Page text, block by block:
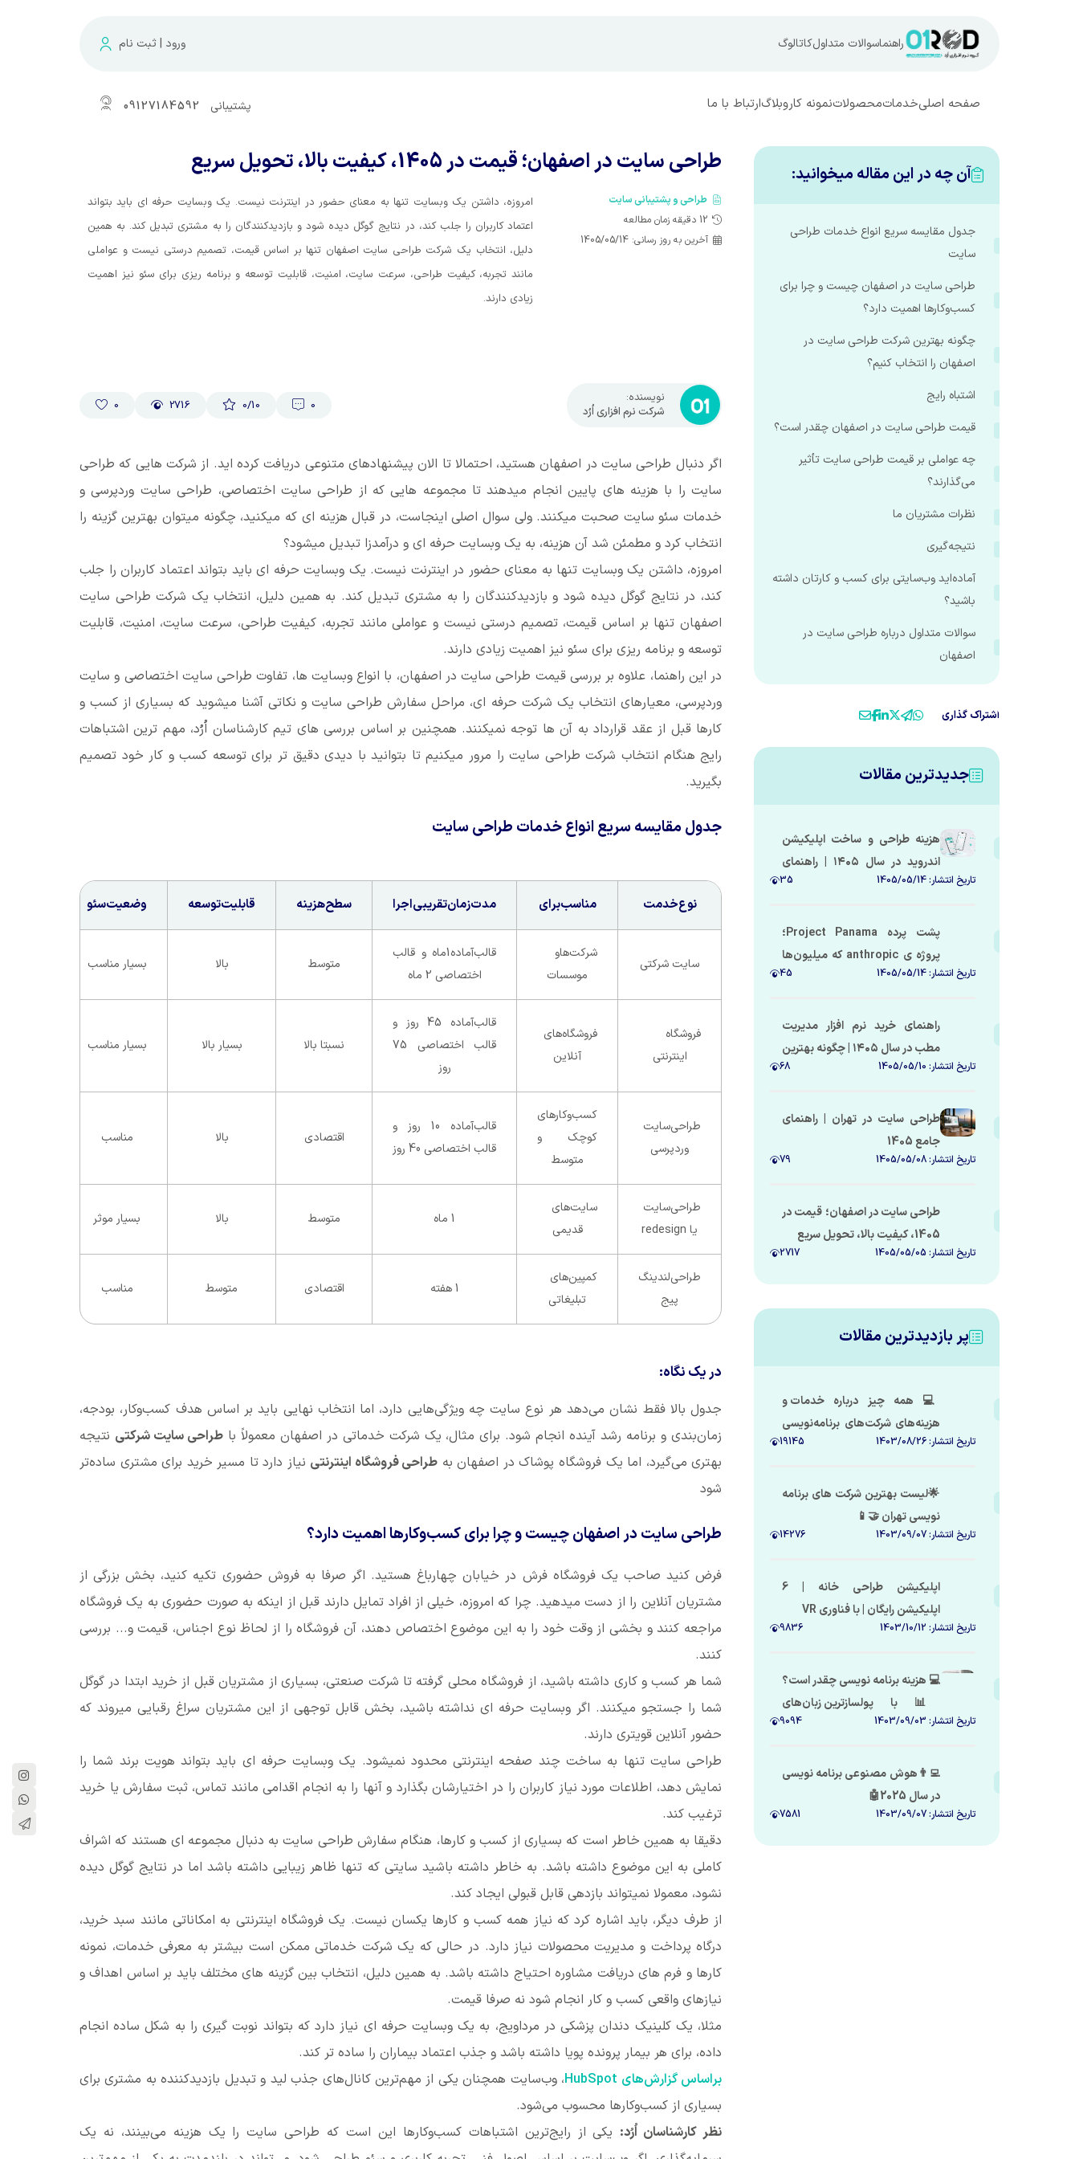
راهنماسوالات متداولکاتالوگ ورود | ثبت نام
صفحه اصلیخدماتمحصولاتنمونه کاروبلاگارتباط با ما پشتیبانی 09127184592
آن چه در این مقاله میخوانید:
جدول مقایسه سریع انواع خدمات طراحی
سایت
طراحی سایت در اصفهان چیست و چرا برای
کسب‌وکارها اهمیت دارد؟
چگونه بهترین شرکت طراحی سایت در
اصفهان را انتخاب کنیم؟
اشتباه رایج
قیمت طراحی سایت در اصفهان چقدر است؟
چه عواملی بر قیمت طراحی سایت تأثیر
می‌گذارند؟
نظرات مشتریان ما
نتیجه‌گیری
آماده‌اید وب‌سایتی برای کسب و کارتان داشته
باشید؟
سوالات متداول درباره طراحی سایت در
اصفهان
اشتراک گذاری
جدیدترین مقالات
هزینه طراحی و ساخت اپلیکیشن
اندروید در سال ۱۴۰۵ | راهنمای
کامل و شفافتاریخ انتشار:1405/05/14
35
پشت پرده Project Panama؛
پروژه‌ ی anthropic که میلیون‌ها
کتاب را به غذای هوش مصنوعیتاریخ انتشار:1405/05/14
45
راهنمای خرید نرم افزار مدیریت
مطب در سال ۱۴۰۵ | چگونه بهترین
سیستم مدیریت مطب را انتخابتاریخ انتشار: 1405/05/10
68
طراحی سایت در تهران | راهنمای
جامع 1405
تاریخ انتشار:1405/05/08
79
طراحی سایت در اصفهان؛ قیمت در
1405، کیفیت بالا، تحویل سریع
تاریخ انتشار: 1405/05/05
2717
پر بازدیدترین مقالات
💻 همه چیز درباره خدمات و
هزینه‌های شرکت‌های برنامه‌نویسی
در ایران 🇮🇷تاریخ انتشار:1403/08/26
19145
🌟لیست بهترین شرکت های برنامه
نویسی تهران 🤝📱
تاریخ انتشار:1403/09/07
14276
اپلیکیشن طراحی خانه | 6
اپلیکیشن رایگان | با فناوری VR
تاریخ انتشار: 1403/10/12
9836
💻 هزینه برنامه نویسی چقدر است؟
📊 با پولسازترین زبان‌های
برنامه‌نویسی شروع کن 🚀📈تاریخ انتشار: 1403/09/03
9094
👨‍💻هوش مصنوعی برنامه نویسی
در سال 2025🤖
تاریخ انتشار:1403/09/07
7581
طراحی سایت در اصفهان؛ قیمت در 1405، کیفیت بالا، تحویل سریع
طراحی و پشتیبانی سایت
12 دقیقه زمان مطالعه
آخرین به روز رسانی: 1405/05/14
امروزه، داشتن یک وبسایت تنها به معنای حضور در اینترنت نیست. یک وبسایت حرفه ای باید بتواند
اعتماد کاربران را جلب کند، در نتایج گوگل دیده شود و بازدیدکنندگان را به مشتری تبدیل کند. به همین
دلیل، انتخاب یک شرکت طراحی سایت اصفهان تنها بر اساس قیمت، تصمیم درستی نیست و عواملی
مانند تجربه، کیفیت طراحی، سرعت سایت، امنیت، قابلیت توسعه و برنامه ریزی برای سئو نیز اهمیت
زیادی دارند.
نویسنده:
شرکت نرم افزاری اُرُد
0
0/10
2716
0
اگر دنبال طراحی سایت در اصفهان هستید، احتمالا تا الان پیشنهادهای متنوعی دریافت کرده اید. از شرکت هایی که طراحی
سایت را با هزینه های پایین انجام میدهند تا مجموعه هایی که از طراحی سایت اختصاصی، طراحی سایت وردپرسی و
خدمات سئو سایت صحبت میکنند. ولی سوال اصلی اینجاست، در قبال هزینه ای که میکنید، چگونه میتوان بهترین گزینه را
انتخاب کرد و مطمئن شد آن هزینه، به یک وبسایت حرفه ای و درآمدزا تبدیل میشود؟
امروزه، داشتن یک وبسایت تنها به معنای حضور در اینترنت نیست. یک وبسایت حرفه ای باید بتواند اعتماد کاربران را جلب
کند، در نتایج گوگل دیده شود و بازدیدکنندگان را به مشتری تبدیل کند. به همین دلیل، انتخاب یک شرکت طراحی سایت
اصفهان تنها بر اساس قیمت، تصمیم درستی نیست و عواملی مانند تجربه، کیفیت طراحی، سرعت سایت، امنیت، قابلیت
توسعه و برنامه ریزی برای سئو نیز اهمیت زیادی دارند.
در این راهنما، علاوه بر بررسی قیمت طراحی سایت در اصفهان، با انواع وبسایت ها، تفاوت طراحی سایت اختصاصی و سایت
وردپرسی، معیارهای انتخاب یک شرکت حرفه ای، مراحل سفارش طراحی سایت و نکاتی آشنا میشوید که بسیاری از کسب و
کارها قبل از عقد قرارداد به آن ها توجه نمیکنند. همچنین بر اساس بررسی های تیم کارشناسان اُرُد، مهم ترین اشتباهات
رایج هنگام انتخاب شرکت طراحی سایت را مرور میکنیم تا بتوانید با دیدی دقیق تر برای توسعه کسب و کار خود تصمیم
بگیرید.
جدول مقایسه سریع انواع خدمات طراحی سایت
نوع‌خدمت مناسب‌برای مدت‌زمان‌تقریبی‌اجرا سطح‌هزینه قابلیت‌توسعه وضعیت‌سئو
سایت شرکتی
شرکت‌ها‌و‌
موسسات
قالب‌آماده‌1‌ماه و قالب
اختصاصی 2 ماه
متوسط بالا بسیار مناسب
فروشگاه
اینترنتی
فروشگاه‌های
آنلاین
قالب‌آماده 45 روز و
قالب اختصاصی‌ 75
روز
نسبتا بالا بسیار بالا بسیار مناسب
طراحی‌سایت
وردپرسی
کسب‌و‌کارهای
کوچک و
متوسط
قالب‌آماده 10 روز و
قالب اختصاصی 40 روز
اقتصادی بالا مناسب
طراحی‌سایت
یا redesign
سایت‌های
قدیمی
1 ماه متوسط بالا بسیار موثر
طراحی‌لندینگ
پیج
کمپین‌های
تبلیغاتی
1 هفته اقتصادی متوسط مناسب
در یک نگاه:
جدول بالا فقط نشان می‌دهد هر نوع سایت چه ویژگی‌هایی دارد، اما انتخاب نهایی باید بر اساس هدف کسب‌وکار، بودجه،
زمان‌بندی و برنامه رشد آینده انجام شود. برای مثال، یک شرکت خدماتی در اصفهان معمولاً باطراحی سایت شرکتی نتیجه
بهتری می‌گیرد، اما یک فروشگاه پوشاک در اصفهان به طراحی فروشگاه اینترنتی نیاز دارد تا مسیر خرید برای مشتری ساده‌تر
شود
طراحی سایت در اصفهان چیست و چرا برای کسب‌وکارها اهمیت دارد؟
فرض کنید صاحب یک فروشگاه فرش در خیابان چهارباغ هستید. اگر صرفا به فروش حضوری تکیه کنید، بخش بزرگی از
مشتریان آنلاین را از دست میدهید. چرا که امروزه، خیلی از افراد تمایل دارند قبل از اینکه به صورت حضوری به یک فروشگاه
مراجعه کنند و بخشی از وقت خود را به این موضوع اختصاص دهند، آن فروشگاه را از لحاظ نوع اجناس، قیمت و... بررسی
کنند.
شما هر کسب و کاری داشته باشید، از فروشگاه محلی گرفته تا شرکت صنعتی، بسیاری از مشتریان قبل از خرید ابتدا در گوگل
شما را جستجو میکنند. اگر وبسایت حرفه ای نداشته باشید، بخش قابل توجهی از این مشتریان سراغ رقبایی میروند که
حضور آنلاین قویتری دارند.
طراحی سایت تنها به ساخت چند صفحه اینترنتی محدود نمیشود. یک وبسایت حرفه ای باید بتواند هویت برند شما را
نمایش دهد، اطلاعات مورد نیاز کاربران را در اختیارشان بگذارد و آنها را به انجام اقدامی مانند تماس، ثبت سفارش یا خرید
ترغیب کند.
دقیقا به همین خاطر است که بسیاری از کسب و کارها، هنگام سفارش طراحی سایت به دنبال مجموعه ای هستند که اشراف
کاملی به این موضوع داشته باشد. به خاطر داشته باشید سایتی که تنها ظاهر زیبایی داشته باشد اما در نتایج گوگل دیده
نشود، معمولا نمیتواند بازدهی قابل قبولی ایجاد کند.
از طرف دیگر، باید اشاره کرد که نیاز همه کسب و کارها یکسان نیست. یک فروشگاه اینترنتی به امکاناتی مانند سبد خرید،
درگاه پرداخت و مدیریت محصولات نیاز دارد. در حالی که یک شرکت خدماتی ممکن است بیشتر به معرفی خدمات، نمونه
کارها و فرم های دریافت مشاوره احتیاج داشته باشد. به همین دلیل، انتخاب بین گزینه های مختلف باید بر اساس اهداف و
نیازهای واقعی کسب و کار انجام شود نه صرفا قیمت.
مثلا، یک کلینیک دندان پزشکی در مرداویج، به یک وبسایت حرفه ای نیاز دارد که بتواند نوبت گیری را به شکل ساده انجام
داده، برای هر بیمار پرونده پویا داشته باشد و جذب اعتماد بیماران را ساده تر کند.
براساس گزارش‌های HubSpot
، وب‌سایت همچنان یکی از مهم‌ترین کانال‌های جذب لید و تبدیل بازدیدکننده به مشتری برای
بسیاری از کسب‌وکارها محسوب می‌شود.
نظر کارشناسان اُرُد: یکی از رایج‌ترین اشتباهات کسب‌وکارها این است که طراحی سایت را یک هزینه می‌بینند، نه یک